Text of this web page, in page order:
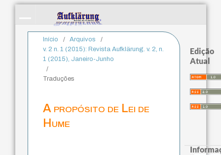
Início / Arquivos
/
v. 2 n. 1 (2015): Revista Aufklärung. v. 2, n.
1 (2015), Janeiro-Junho
/
Traduções
A propósito de Lei de
Hume
Edição
Atual